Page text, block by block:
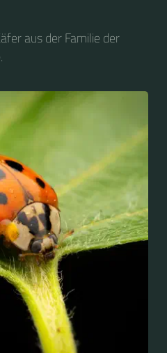
aus der Familie der